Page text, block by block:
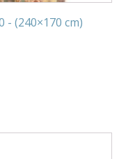
- (240×170 cm)